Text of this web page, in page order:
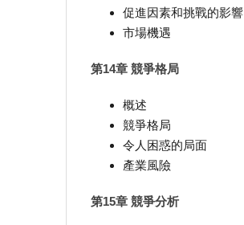
促進因素和挑戰的影響
市場機遇
第14章 競爭格局
概述
競爭格局
令人困惑的局面
產業風險
第15章 競爭分析